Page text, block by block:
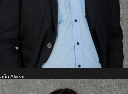
Alvear